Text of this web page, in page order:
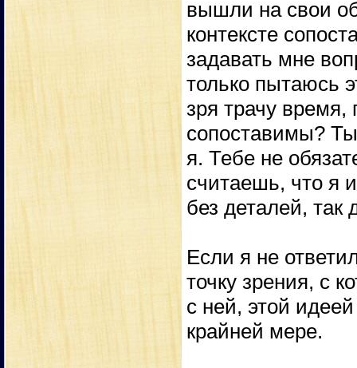
вышли на свои
контексте
задавать мне
только пытаюсь
зря трачу время,
сопоставимы?
я. Тебе не
считаешь, что я
без деталей,
Если я не
точку зрения, с
с ней, этой
крайней мере.